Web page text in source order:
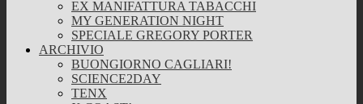
EX MANIFATTURA TABACCHI
MY GENERATION NIGHT
SPECIALE GREGORY PORTER
ARCHIVIO
BUONGIORNO CAGLIARI!
SCIENCE2DAY
TENX